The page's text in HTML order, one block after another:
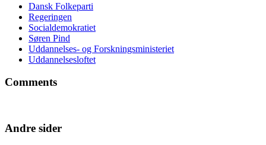
Dansk Folkeparti
Regeringen
Socialdemokratiet
Søren Pind
Uddannelses- og Forskningsministeriet
Uddannelsesloftet
Comments
Andre sider